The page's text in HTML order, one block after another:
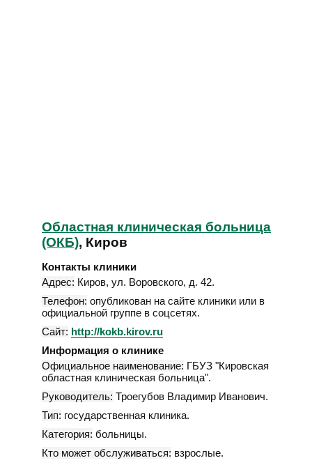
Областная клиническая больница
(ОКБ), Киров
Контакты клиники
Адрес: Киров, ул. Воровского, д. 42.
Телефон: опубликован на сайте клиники или в
официальной группе в соцсетях.
Сайт: http://kokb.kirov.ru
Информация о клинике
Официальное наименование: ГБУЗ "Кировская
областная клиническая больница".
Руководитель: Троегубов Владимир Иванович.
Тип: государственная клиника.
Категория: больницы.
Кто может обслуживаться: взрослые.